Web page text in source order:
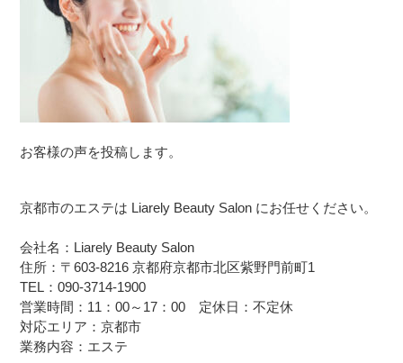
お客様の声を投稿します。
京都市のエステは Liarely Beauty Salon にお任せください。
会社名：Liarely Beauty Salon
住所：〒603-8216 京都府京都市北区紫野門前町1
TEL：090-3714-1900
営業時間：11：00～17：00 定休日：不定休
対応エリア：京都市
業務内容：エステ